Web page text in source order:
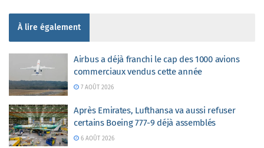
À lire également
Airbus a déjà franchi le cap des 1000 avions
commerciaux vendus cette année
7 AOÛT 2026
Après Emirates, Lufthansa va aussi refuser
certains Boeing 777-9 déjà assemblés
6 AOÛT 2026